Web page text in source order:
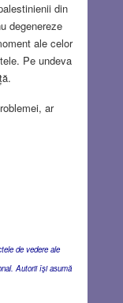
din
degenereze
ale celor
Pe undeva
ar
de vedere ale
Autorii îşi asumă